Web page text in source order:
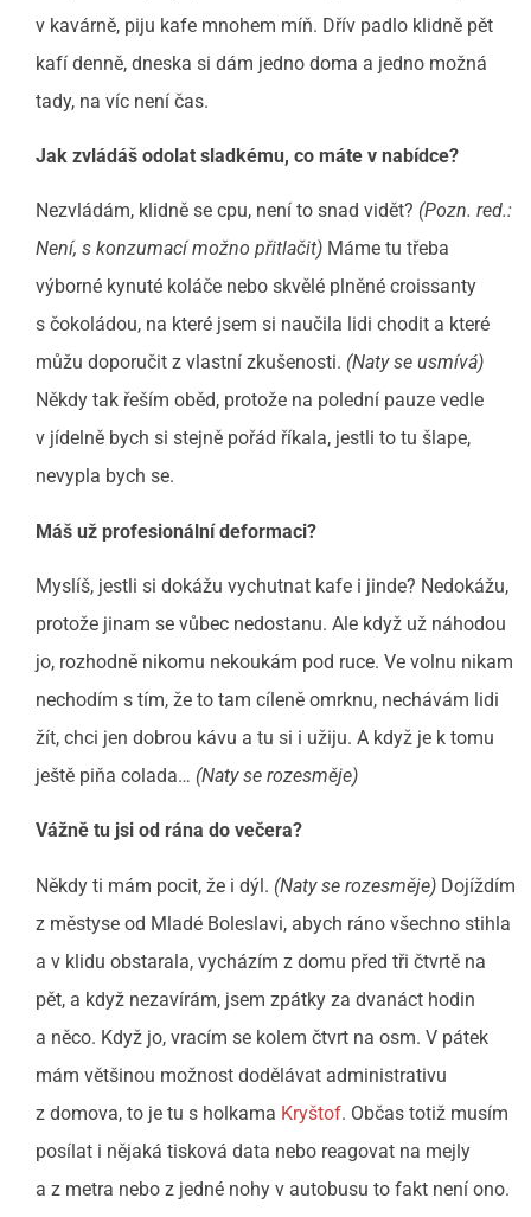
v kavárně, piju kafe mnohem míň. Dřív padlo klidně pět
kafí denně, dneska si dám jedno doma a jedno možná
tady, na víc není čas.
Jak zvládáš odolat sladkému, co máte v nabídce?
Nezvládám, klidně se cpu, není to snad vidět? (Pozn. red.:
Není, s konzumací možno přitlačit) Máme tu třeba
výborné kynuté koláče nebo skvělé plněné croissanty
s čokoládou, na které jsem si naučila lidi chodit a které
můžu doporučit z vlastní zkušenosti. (Naty se usmívá)
Někdy tak řeším oběd, protože na polední pauze vedle
v jídelně bych si stejně pořád říkala, jestli to tu šlape,
nevypla bych se.
Máš už profesionální deformaci?
Myslíš, jestli si dokážu vychutnat kafe i jinde? Nedokážu,
protože jinam se vůbec nedostanu. Ale když už náhodou
jo, rozhodně nikomu nekoukám pod ruce. Ve volnu nikam
nechodím s tím, že to tam cíleně omrknu, nechávám lidi
žít, chci jen dobrou kávu a tu si i užiju. A když je k tomu
ještě piňa colada… (Naty se rozesměje)
Vážně tu jsi od rána do večera?
Někdy ti mám pocit, že i dýl. (Naty se rozesměje) Dojíždím
z městyse od Mladé Boleslavi, abych ráno všechno stihla
a v klidu obstarala, vycházím z domu před tři čtvrtě na
pět, a když nezavírám, jsem zpátky za dvanáct hodin
a něco. Když jo, vracím se kolem čtvrt na osm. V pátek
mám většinou možnost dodělávat administrativu
z domova, to je tu s holkama Kryštof. Občas totiž musím
posílat i nějaká tisková data nebo reagovat na mejly
a z metra nebo z jedné nohy v autobusu to fakt není ono.